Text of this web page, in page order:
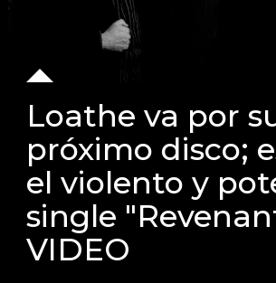
Loathe va por
próximo disco;
el violento y
single
VIDEO